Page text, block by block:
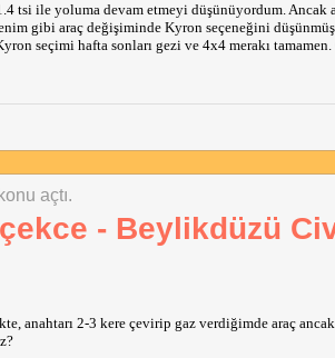
tsi ile yoluma devam etmeyi düşünüyordum. Ancak
gibi araç değişiminde Kyron seçeneğini
seçimi hafta sonları gezi ve 4x4 merakı
açtı.
- Beylikdüzü
anahtarı 2-3 kere çevirip gaz verdiğimde araç ancak